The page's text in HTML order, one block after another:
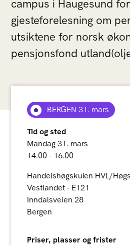
campus i Haugesund
gjesteforelesning om
utsiktene for norsk
pensjonsfond
BERGEN 31. mars
Tid og sted
Mandag 31. mars
14.00 - 16.00
Handelshøgskulen HVL/
Vestlandet - E121
Inndalsveien 28
Bergen
Priser, plasser og frister